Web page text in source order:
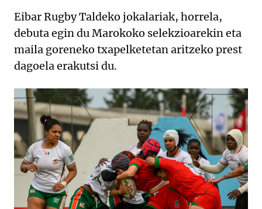
Eibar Rugby Taldeko jokalariak, horrela,
debuta egin du Marokoko selekzioarekin eta
maila goreneko txapelketetan aritzeko prest
dagoela erakutsi du.